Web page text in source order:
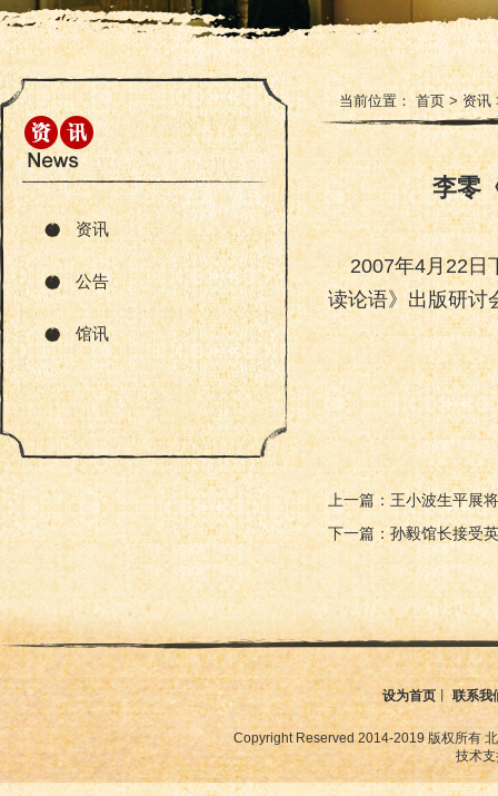
资讯
公告
馆讯
当前位置：首页>资讯
李零
2007年4月22日下
读论语》出版研讨
上一篇：王小波生平展
下一篇：孙毅馆长接受
设为首页丨联系我
Copyright Reserved 2014-2019 版权所有
技术